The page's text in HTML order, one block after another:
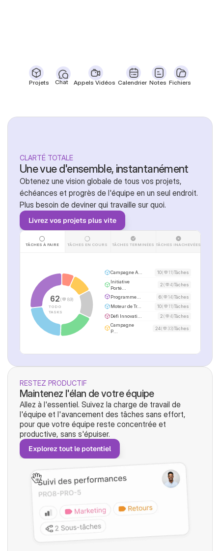
Projets Chat Appels Vidéos Calendrier Notes Fichiers
CLARTÉ TOTALE
Une vue d'ensemble, instantanément
Obtenez une vision globale de tous vos projets,
échéances et progrès de l'équipe en un seul endroit.
Plus besoin de deviner qui travaille sur quoi.
Livrez vos projets plus vite
TÂCHES À FAIRE TÂCHES EN COURS TÂCHES TERMINÉES TÂCHES INACHEVÉES
Campagne A... 10( 11)Tâches
Initiative
Porté...
2( 4)Tâches
Programme... 6( 14)Tâches
Moteur de Tr...
10( 11)Tâches
Défi Innovati...
2( 4)Tâches
Campagne
P...
24( 33)Tâches
62( 89)
TODO
TASKS
RESTEZ PRODUCTIF
Maintenez l'élan de votre équipe
Allez à l'essentiel. Suivez la charge de travail de
l'équipe et l'avancement des tâches sans effort,
pour que votre équipe reste concentrée et
productive, sans s'épuiser.
Explorez tout le potentiel